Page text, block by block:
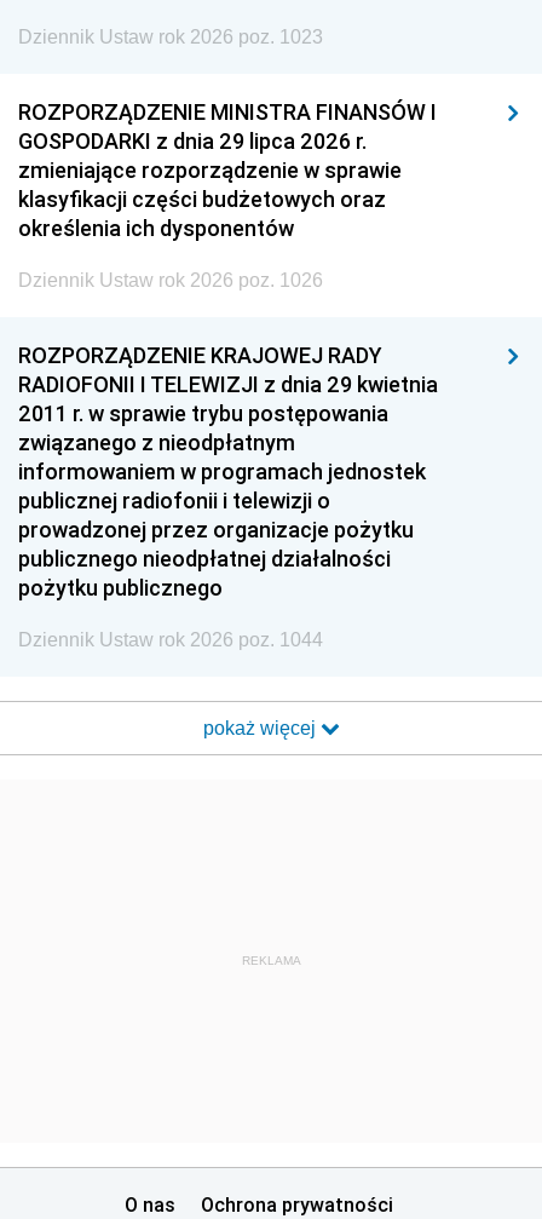
Dziennik Ustaw rok 2026 poz. 1023
ROZPORZĄDZENIE MINISTRA FINANSÓW I
GOSPODARKI z dnia 29 lipca 2026 r.
zmieniające rozporządzenie w sprawie
klasyfikacji części budżetowych oraz
określenia ich dysponentów
Dziennik Ustaw rok 2026 poz. 1026
ROZPORZĄDZENIE KRAJOWEJ RADY
RADIOFONII I TELEWIZJI z dnia 29 kwietnia
2011 r. w sprawie trybu postępowania
związanego z nieodpłatnym
informowaniem w programach jednostek
publicznej radiofonii i telewizji o
prowadzonej przez organizacje pożytku
publicznego nieodpłatnej działalności
pożytku publicznego
Dziennik Ustaw rok 2026 poz. 1044
pokaż więcej
REKLAMA
O nas Ochrona prywatności